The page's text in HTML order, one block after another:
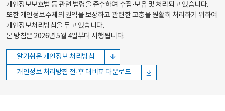
개인정보보호법 등 관련 법령을 준수하여 수집·보유 및 처리되고 있습니다.
또한 개인정보주체의 권익을 보장하고 관련한 고충을 원활히 처리하기 위하여
개인정보처리방침을 두고 있습니다.
본 방침은 2026년 5월 4일부터 시행됩니다.
알기쉬운 개인정보 처리방침
개인정보 처리방침 전·후 대비표 다운로드